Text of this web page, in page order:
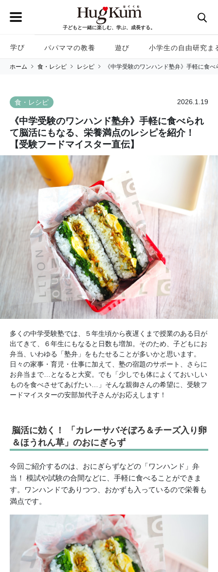
子どもと一緒に楽しむ、学ぶ、成長する。
学び パパママの教養 遊び 小学生の自由研究ま
ホーム 食・レシピ レシピ 《中学受験のワンハンド塾弁》手軽に食
食・レシピ 2026.1.19
《中学受験のワンハンド塾弁》手軽に食べられ
て脳活にもなる、栄養満点のレシピを紹介！
【受験フードマイスター直伝】
多くの中学受験塾では、５年生頃から夜遅くまで授業のある日が
出てきて、６年生にもなると日数も増加。そのため、子どもにお
弁当、いわゆる「塾弁」をもたせることが多いかと思います。
日々の家事・育児・仕事に加えて、塾の宿題のサポート、さらに
お弁当まで…となると大変。でも「少しでも体によくておいしい
ものを食べさせてあげたい…」そんな親御さんの希望に、受験フ
ードマイスターの安部加代子さんがお応えします！
脳活に効く！ 「カレーサバそぼろ＆チーズ入り卵
＆ほうれん草」のおにぎらず
今回ご紹介するのは、おにぎらずなどの「ワンハンド」弁
当！ 模試や試験の合間などに、手軽に食べることができま
す。ワンハンドでありつつ、おかずも入っているので栄養も
満点です。